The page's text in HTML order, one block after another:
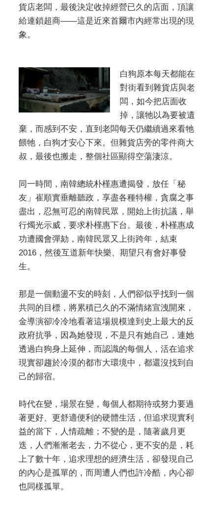
貨店老闆，最後決定收掉經營已久的店面，頂讓
給連鎖超商——這是近來首爾市內經常出現的現
象。
白狗原本每天都能在
對街看到雜貨店與老
闆，如今把店面收
掉，讓牠以為要被遺
棄，而感到不安，直到老闆每天仍繼續過來看牠
餵牠，白狗才安心下來。但雜貨店旁的零件商大
叔，最後也搬走，整個社區顯得空蕩淒涼。
同一時間，南韓總統朴槿惠遭揭發，放任「秘
友」崔順實垂離聽政，享盡各種特權，貪腐之事
盡出，忍無可忍的南韓民眾，開始上街抗議，舉
行燭光示威，要求朴槿惠下台。最後，朴槿惠成
功遭國會彈劾，南韓民眾又上街跨年，結束
2016，然後互道新年快樂、期望只有會好事發
生。
那是一個動盪不安的時刻，人們卻似乎找到一個
共同的目標，將累積已久的不滿情緒宣洩開來，
金導演卻冷冷地看著這場規模達到史上最大的反
政府抗爭，因為她發現，不是只有她自己，連她
透過白狗身上延伸，而認識的每個人，活在追求
現實卻趨於冷漠的都市大環境中，都還沒找到自
己的歸宿。
時代在變，場景在變，每個人都期待或努力要過
著更好、更舒適便利的硬體生活，但追求現實利
益的當下，人情疏離；不變的是，隨著歲月更
迭，人們漸漸老去，力不從心，更不安的是，耗
上了數十年，追求理想的經濟生活，卻發現自己
的內心是孤單的，而周遭人們也許冷酷，內心卻
也同樣孤單。